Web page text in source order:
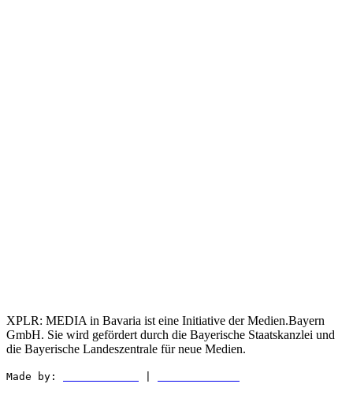
XPLR: MEDIA in Bavaria ist eine Initiative der Medien.Bayern
GmbH. Sie wird gefördert durch die Bayerische Staatskanzlei und
die Bayerische Landeszentrale für neue Medien.
Made by: